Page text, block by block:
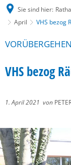
Sie sind hier:
April
VHS bezog
VHS bezog
1. April 2021 von